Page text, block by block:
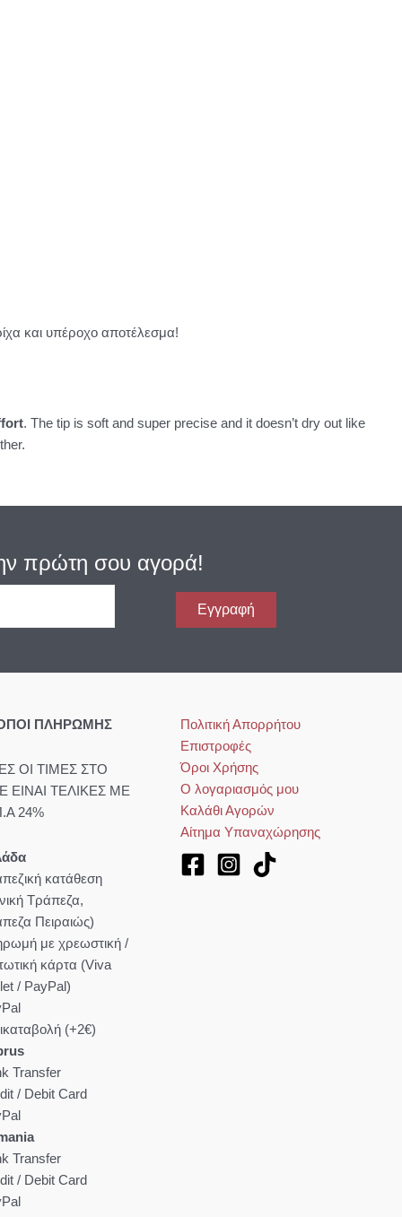
και υπέροχο αποτέλεσμα!
. The tip is soft and super precise and it doesn’t dry out like
πρώτη σου αγορά!
Εγγραφή
ΠΛΗΡΩΜΗΣ
ΟΙ ΤΙΜΕΣ ΣΤΟ
ΕΙΝΑΙ ΤΕΛΙΚΕΣ ΜΕ
24%
κατάθεση
Τράπεζα,
Πειραιώς)
με χρεωστική /
κάρτα (Viva
/ PayPal)
(+2€)
Transfer
/ Debit Card
Transfer
/ Debit Card
Πολιτική Απορρήτου
Επιστροφές
Όροι Χρήσης
Ο λογαριασμός μου
Καλάθι Αγορών
Αίτημα Υπαναχώρησης